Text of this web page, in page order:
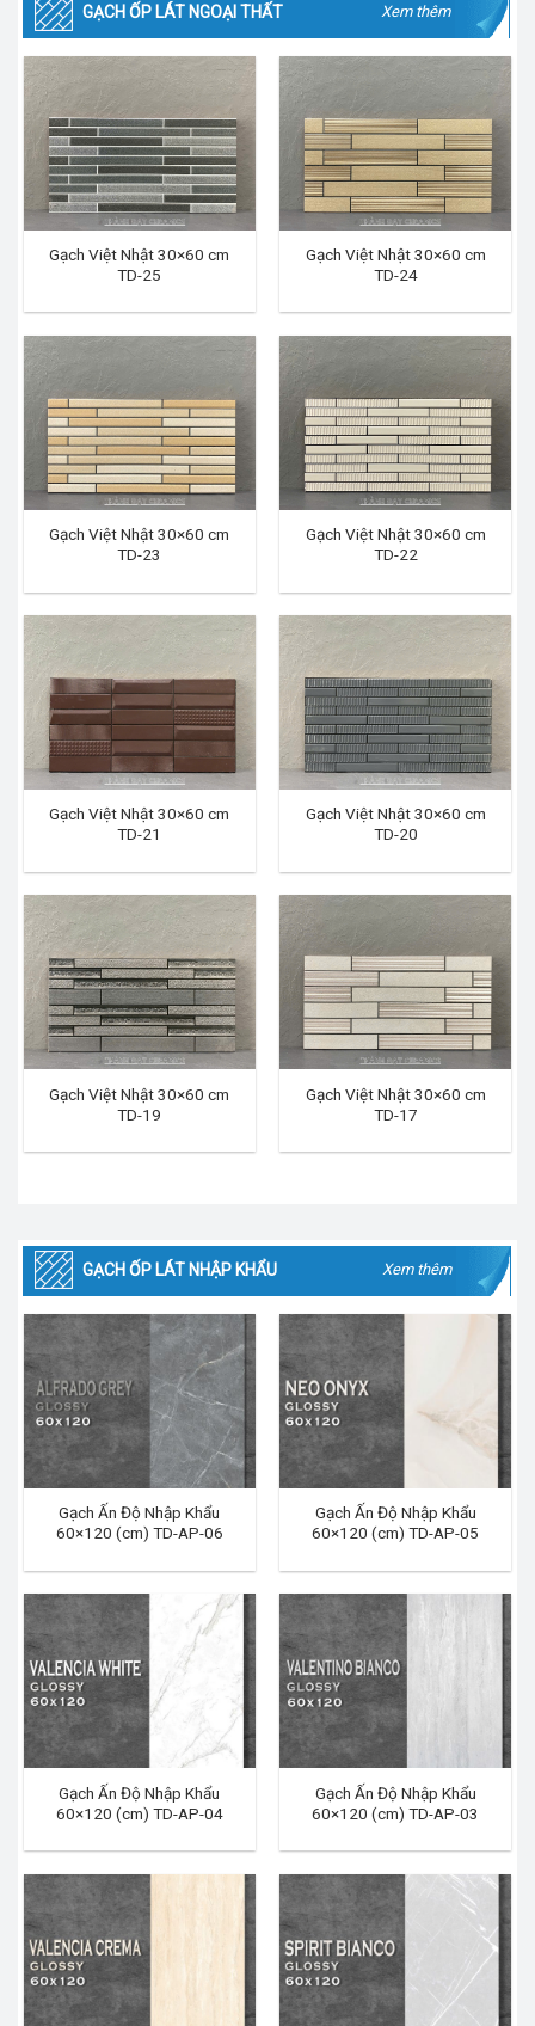
GẠCH ỐP LÁT NGOẠI THẤT Xem thêm
Gạch Việt Nhật 30×60 cm
TD-25
Gạch Việt Nhật 30×60 cm
TD-24
Gạch Việt Nhật 30×60 cm
TD-23
Gạch Việt Nhật 30×60 cm
TD-22
Gạch Việt Nhật 30×60 cm
TD-21
Gạch Việt Nhật 30×60 cm
TD-20
Gạch Việt Nhật 30×60 cm
TD-19
Gạch Việt Nhật 30×60 cm
TD-17
GẠCH ỐP LÁT NHẬP KHẨU Xem thêm
Gạch Ấn Độ Nhập Khẩu
60×120 (cm) TD-AP-06
Gạch Ấn Độ Nhập Khẩu
60×120 (cm) TD-AP-05
Gạch Ấn Độ Nhập Khẩu
60×120 (cm) TD-AP-04
Gạch Ấn Độ Nhập Khẩu
60×120 (cm) TD-AP-03